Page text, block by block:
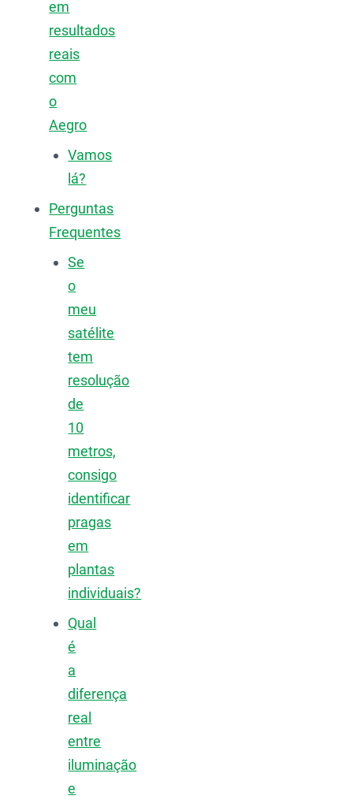
em
resultados
reais
com
o
Aegro
Vamos
lá?
Perguntas
Frequentes
Se
o
meu
satélite
tem
resolução
de
10
metros,
consigo
identificar
pragas
em
plantas
individuais?
Qual
é
a
diferença
real
entre
iluminação
e